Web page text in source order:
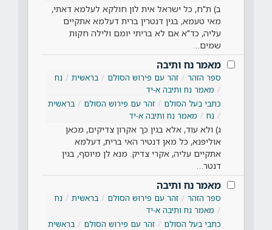
ב) ת"ח, כל ישראל אית לון חולקא לעלמא דאתי,
מאי טעמא, בגין דנטרין ברית דעלמא אתקיים
עליה, כד"א אם לא בריתי יומם ולילה חקות
שמים…
מאמר נח ותיבה
ספר הזהר זהר עם פירוש הסולם בראשית
נח
מאמר נח ותיבה א-יד
כתבי בעל הסולם
זהר עם פירוש הסולם
בראשית
נח
מאמר נח ותיבה א-יד
ג) ולא עוד, אלא בגין כך אקרון צדיקים, מכאן
אוליפנא, כל מאן דנטיר האי ברית, דעלמא
אתקיים עליה, אקרי צדיק. מנא לן מיוסף, בגין
דנטר…
מאמר נח ותיבה
ספר הזהר זהר עם פירוש הסולם בראשית
נח
מאמר נח ותיבה א-יד
כתבי בעל הסולם
זהר עם פירוש הסולם
בראשית